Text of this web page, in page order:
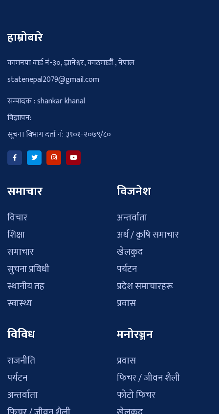
हाम्रोबारे
कामनपा वार्ड नं-३०, ज्ञानेश्वर, काठमाडौँ , नेपाल
statenepal2079@gmail.com
सम्पादक : shankar khanal
विज्ञापन:
सूचना बिभाग दर्ता नं: ३९०१-२०७९/८०
समाचार
विचार
शिक्षा
समाचार
सुचना प्रविधी
स्थानीय तह
स्वास्थ्य
विजनेश
अन्तर्वाता
अर्थ / कृषि समाचार
खेलकुद
पर्यटन
प्रदेश समाचारहरू
प्रवास
विविध
राजनीति
पर्यटन
अन्तर्वाता
मनोरञ्जन
प्रवास
फिचर / जीवन शैली
फोटो फिचर